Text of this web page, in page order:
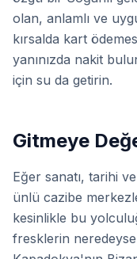
olan, anlamlı ve
kırsalda kart
yanınızda nakit
için su da getirin.
Gitmeye
Eğer sanatı, tarihi
ünlü cazibe
kesinlikle bu
fresklerin